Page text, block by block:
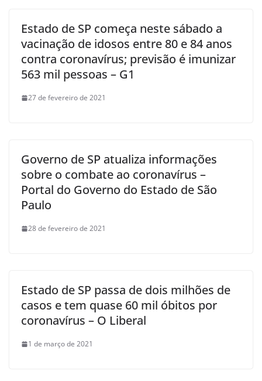
Estado de SP começa neste sábado a
vacinação de idosos entre 80 e 84 anos
contra coronavírus; previsão é imunizar
563 mil pessoas – G1
27 de fevereiro de 2021
Governo de SP atualiza informações
sobre o combate ao coronavírus –
Portal do Governo do Estado de São
Paulo
28 de fevereiro de 2021
Estado de SP passa de dois milhões de
casos e tem quase 60 mil óbitos por
coronavírus – O Liberal
1 de março de 2021